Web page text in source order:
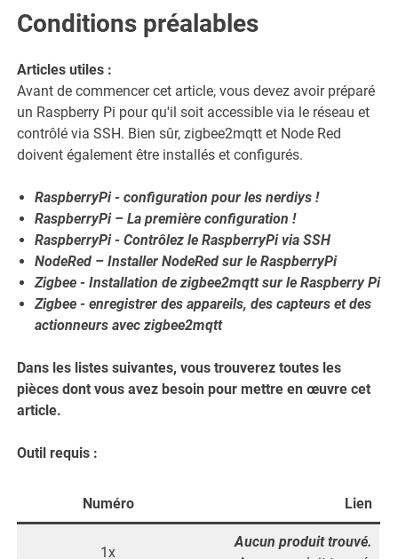
Conditions préalables
Articles utiles :
Avant de commencer cet article, vous devez avoir préparé
un Raspberry Pi pour qu'il soit accessible via le réseau et
contrôlé via SSH. Bien sûr, zigbee2mqtt et Node Red
doivent également être installés et configurés.
RaspberryPi - configuration pour les nerdiys !
RaspberryPi – La première configuration !
RaspberryPi - Contrôlez le RaspberryPi via SSH
NodeRed – Installer NodeRed sur le RaspberryPi
Zigbee - Installation de zigbee2mqtt sur le Raspberry Pi
Zigbee - enregistrer des appareils, des capteurs et des
actionneurs avec zigbee2mqtt
Dans les listes suivantes, vous trouverez toutes les
pièces dont vous avez besoin pour mettre en œuvre cet
article.
Outil requis :
Numéro Lien
1x
Aucun produit trouvé.